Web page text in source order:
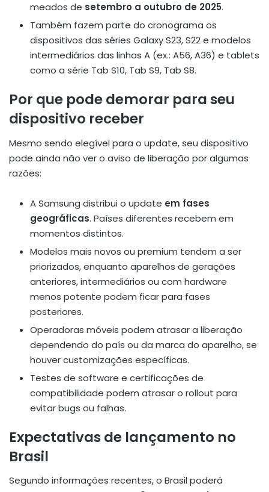
meados de setembro a outubro de 2025.
Também fazem parte do cronograma os
dispositivos das séries Galaxy S23, S22 e modelos
intermediários das linhas A (ex.: A56, A36) e tablets
como a série Tab S10, Tab S9, Tab S8.
Por que pode demorar para seu
dispositivo receber
Mesmo sendo elegível para o update, seu dispositivo
pode ainda não ver o aviso de liberação por algumas
razões:
A Samsung distribui o update em fases
geográficas. Países diferentes recebem em
momentos distintos.
Modelos mais novos ou premium tendem a ser
priorizados, enquanto aparelhos de gerações
anteriores, intermediários ou com hardware
menos potente podem ficar para fases
posteriores.
Operadoras móveis podem atrasar a liberação
dependendo do país ou da marca do aparelho, se
houver customizações específicas.
Testes de software e certificações de
compatibilidade podem atrasar o rollout para
evitar bugs ou falhas.
Expectativas de lançamento no
Brasil
Segundo informações recentes, o Brasil poderá